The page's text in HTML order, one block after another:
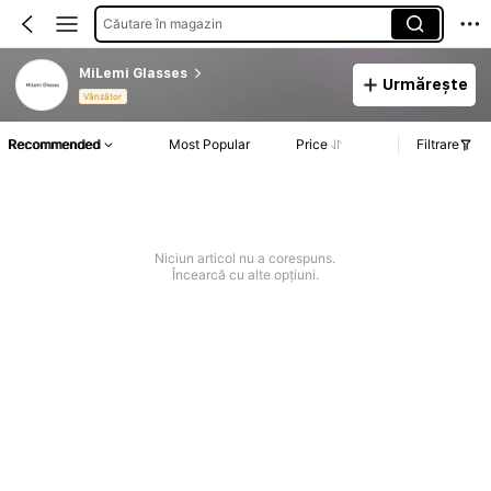
Căutare în magazin
MiLemi Glasses
Vânzător
Urmărește
Recommended Most Popular Price Filtrare
Niciun articol nu a corespuns.
Încearcă cu alte opțiuni.